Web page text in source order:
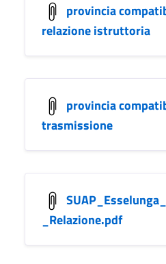
provincia
relazione istruttoria
provincia
trasmissione
_Relazione.pdf